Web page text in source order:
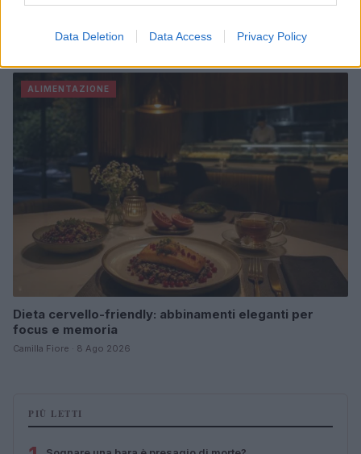
Data Deletion Data Access Privacy Policy
unghie e domina i social
ALIMENTAZIONE
Dieta cervello-friendly: abbinamenti eleganti per
focus e memoria
Camilla Fiore · 8 Ago 2026
PIÙ LETTI